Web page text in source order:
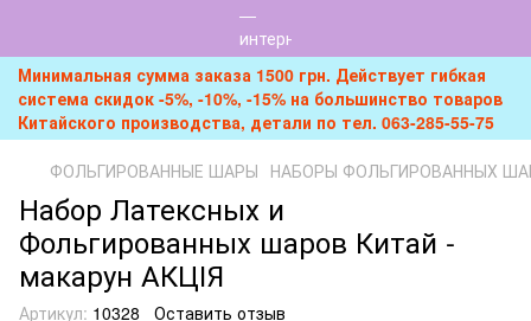
Минимальная сумма заказа 1500 грн. Действует гибкая
система скидок -5%, -10%, -15% на большинство товаров
Китайского производства, детали по тел. 063-285-55-75
ФОЛЬГИРОВАННЫЕ ШАРЫ НАБОРЫ ФОЛЬГИРОВАННЫХ
Набор Латексных и
Фольгированных шаров Китай -
макарун АКЦІЯ
Артикул: 10328 Оставить отзыв